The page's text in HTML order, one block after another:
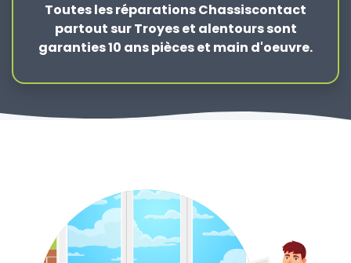
Toutes les réparations Chassiscontact
partout sur Troyes et alentours sont
garanties 10 ans pièces et main d'oeuvre.